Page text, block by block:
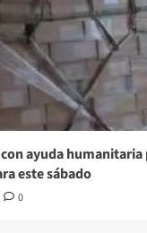
ayuda humanitaria
este sábado
0